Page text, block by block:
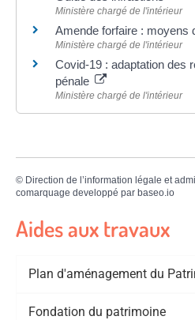
Ministère chargé de l'intérieur
Amende forfaire : moyens
Ministère chargé de l'intérieur
Covid-19 : adaptation des
pénale
Ministère chargé de l'intérieur
© Direction de l’information légale et
comarquage developpé par baseo.io
Aides aux travaux
Plan d'aménagement du
Fondation du patrimoine